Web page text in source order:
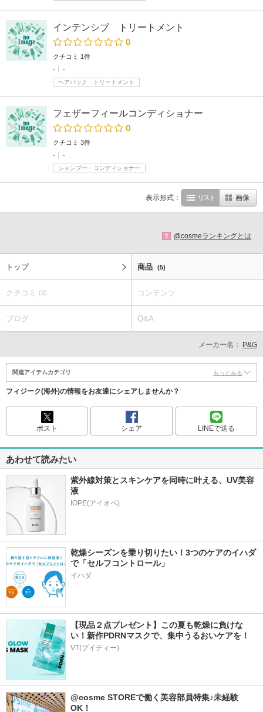
インテンシブ トリートメント
0
クチコミ 1件
-
-
ヘアパック・トリートメント
フェザーフィールコンディショナー
0
クチコミ 3件
-
-
シャンプー・コンディショナー
表示形式： リスト 画像
? @cosmeランキングとは
トップ 商品 (5)
クチコミ (0) コンテンツ
ブログ Q&A
メーカー名： P&G
関連アイテムカテゴリ もっとみる
フィジーク(海外)の情報をお友達にシェアしませんか？
ポスト シェア LINEで送る
あわせて読みたい
紫外線対策とスキンケアを同時に叶える、UV美容
液
乾燥シーズンを乗り切りたい！3つのケアのイハダ
で「セルフコントロール」
イハダ
【現品２点プレゼント】この夏も乾燥に負けな
い！新作PDRNマスクで、集中うるおいケアを！
VT(ブイティー)
@cosme STOREで働く美容部員特集♪未経験
OK！